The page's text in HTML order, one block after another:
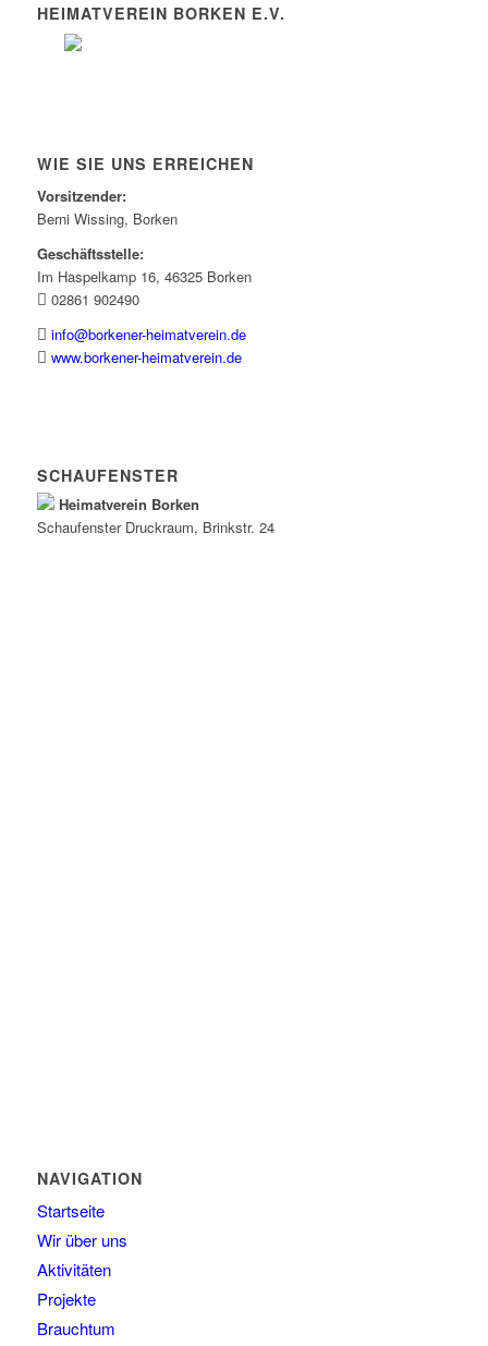
HEIMATVEREIN BORKEN E.V.
WIE SIE UNS ERREICHEN
Vorsitzender:
Berni Wissing, Borken
Geschäftsstelle:
Im Haspelkamp 16, 46325 Borken
02861 902490
info@borkener-heimatverein.de
www.borkener-heimatverein.de
SCHAUFENSTER
Heimatverein Borken
Schaufenster Druckraum, Brinkstr. 24
NAVIGATION
Startseite
Wir über uns
Aktivitäten
Projekte
Brauchtum